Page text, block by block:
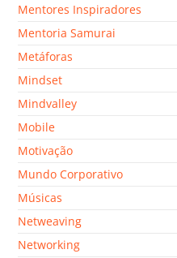
Mentores Inspiradores
Mentoria Samurai
Metáforas
Mindset
Mindvalley
Mobile
Motivação
Mundo Corporativo
Músicas
Netweaving
Networking